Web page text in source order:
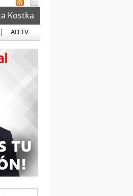
Kostka
| AD TV